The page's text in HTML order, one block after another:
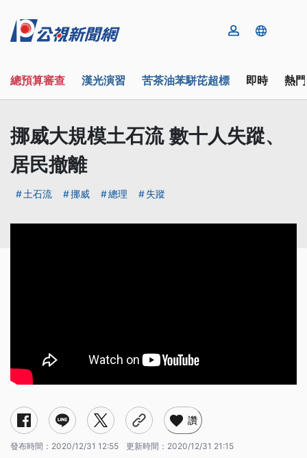
總預算審查 漢光演習 苦茶油苯駢芘超標 即時 熱
挪威大規模土石流 數十人失蹤、
居民撤離
土石流 挪威 總理 失蹤
讚
發布時間： 2020/12/31 12:55 更新時間： 2020/12/31 21:15